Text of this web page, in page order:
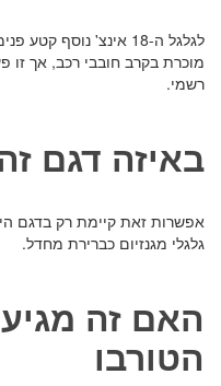
לגלגל ה-18 אינצ' נוסף
מוכרת בקרב חובבי רכב, אך זו
רשמי.
באיזה דגם
גלגלי מגנזיום כברירת מחדל.
האם זה
הטורבו